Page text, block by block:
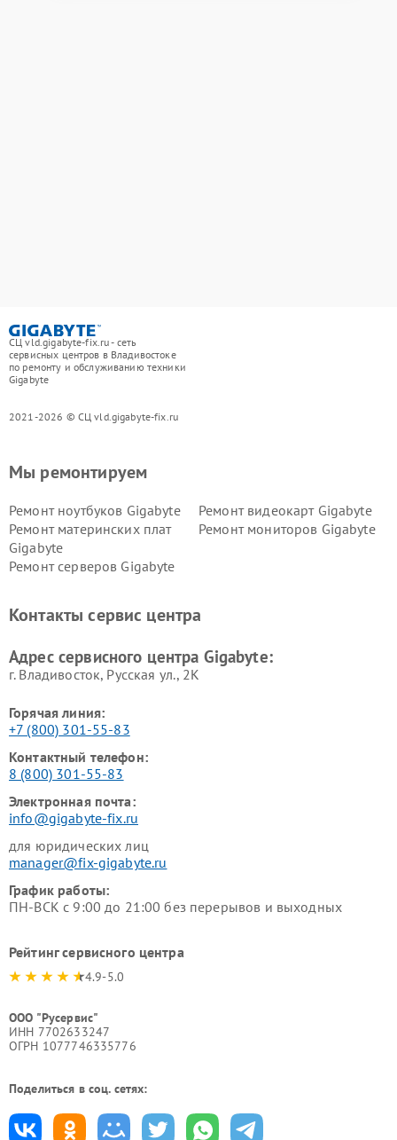
СЦ vld.gigabyte-fix.ru - сеть
сервисных центров в Владивостоке
по ремонту и обслуживанию техники
Gigabyte
2021-2026 © СЦ vld.gigabyte-fix.ru
Мы ремонтируем
Ремонт ноутбуков Gigabyte
Ремонт видеокарт Gigabyte
Ремонт материнских плат
Gigabyte
Ремонт мониторов Gigabyte
Ремонт серверов Gigabyte
Контакты сервис центра
Адрес сервисного центра Gigabyte:
г. Владивосток, Русская ул., 2К
Горячая линия:
+7 (800) 301-55-83
Контактный телефон:
8 (800) 301-55-83
Электронная почта:
info@gigabyte-fix.ru
для юридических лиц
manager@fix-gigabyte.ru
График работы:
ПН-ВСК с 9:00 до 21:00 без перерывов и выходных
Рейтинг сервисного центра
4.9-5.0
ООО "Русервис"
ИНН 7702633247
ОГРН 1077746335776
Поделиться в соц. сетях: